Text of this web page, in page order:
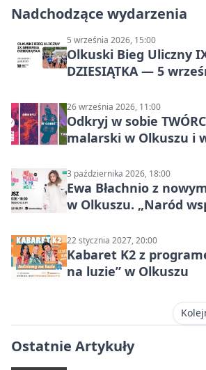
Nadchodzące wydarzenia
5 września 2026, 15:00
Olkuski Bieg Uliczny
DZIESIĄTKA — 5
26 września 2026, 11:00
Odkryj w sobie
malarski w Olkuszu i
3 października 2026, 18:00
Ewa Błachnio z
w Olkuszu. „Naród
22 stycznia 2027, 20:00
Kabaret K2 z
na luzie” w Olkuszu
Ostatnie Artykuły